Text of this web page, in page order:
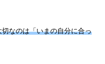
切なのは「いまの自分に合っ